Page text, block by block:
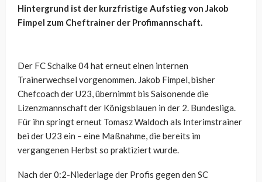
Hintergrund ist der kurzfristige Aufstieg von Jakob
Fimpel zum Cheftrainer der Profimannschaft.
Der FC Schalke 04 hat erneut einen internen
Trainerwechsel vorgenommen. Jakob Fimpel, bisher
Chefcoach der U23, übernimmt bis Saisonende die
Lizenzmannschaft der Königsblauen in der 2. Bundesliga.
Für ihn springt erneut Tomasz Waldoch als Interimstrainer
bei der U23 ein – eine Maßnahme, die bereits im
vergangenen Herbst so praktiziert wurde.
Nach der 0:2-Niederlage der Profis gegen den SC